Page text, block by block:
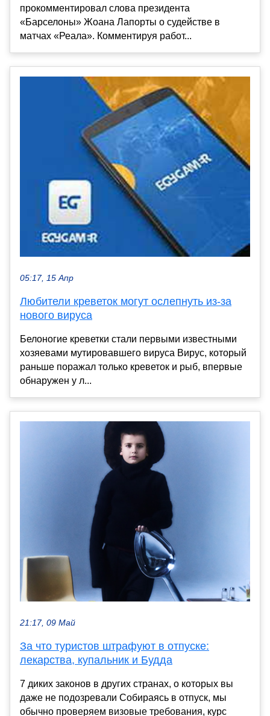
прокомментировал слова президента
«Барселоны» Жоана Лапорты о судействе в
матчах «Реала». Комментируя работ...
05:17, 15 Апр
Любители креветок могут ослепнуть из-за
нового вируса
Белоногие креветки стали первыми известными
хозяевами мутировавшего вируса Вирус, который
раньше поражал только креветок и рыб, впервые
обнаружен у л...
21:17, 09 Май
За что туристов штрафуют в отпуске:
лекарства, купальник и Будда
7 диких законов в других странах, о которых вы
даже не подозревали Собираясь в отпуск, мы
обычно проверяем визовые требования, курс